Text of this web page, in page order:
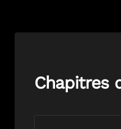
Chapitres